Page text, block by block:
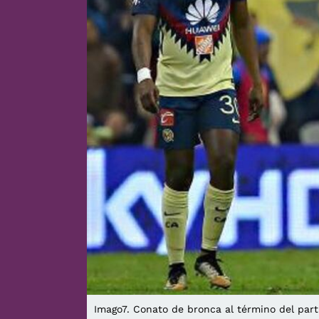
Imago7. Conato de bronca al término del